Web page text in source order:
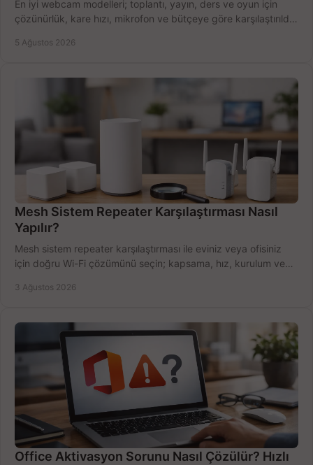
En iyi webcam modelleri; toplantı, yayın, ders ve oyun için
çözünürlük, kare hızı, mikrofon ve bütçeye göre karşılaştırıldı.
5 Ağustos 2026
Mesh Sistem Repeater Karşılaştırması Nasıl
Yapılır?
Mesh sistem repeater karşılaştırması ile eviniz veya ofisiniz
için doğru Wi-Fi çözümünü seçin; kapsama, hız, kurulum ve
3 Ağustos 2026
Office Aktivasyon Sorunu Nasıl Çözülür? Hızlı